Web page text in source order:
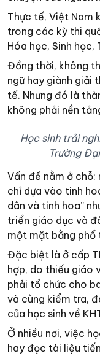
Thực tế, Việt Nam
trong các kỳ thi
Hóa học, Sinh học,
Đồng thời, không
ngữ hay giành giải
tế. Nhưng đó là
không phải nền
Học sinh trải
Trường
Vấn đề nằm ở
chỉ dựa vào tinh
dân và tinh hoa”
triển giáo dục và
một mặt bằng phổ
Đặc biệt là ở cấp
hợp, do thiếu giáo
phải tổ chức cho
và cùng kiểm tra,
của học sinh về
Ở nhiều nơi, việc
hay đọc tài liệu